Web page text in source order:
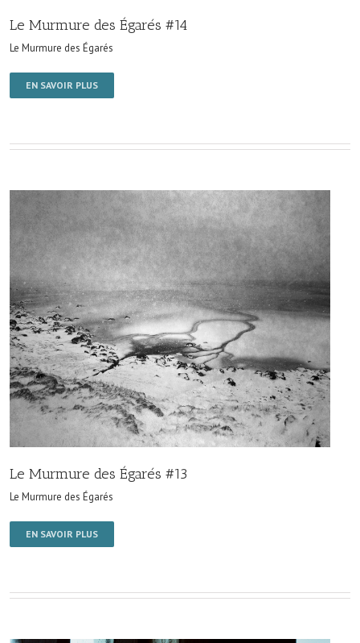
Le Murmure des Égarés #14
Le Murmure des Égarés
EN SAVOIR PLUS
Le Murmure des Égarés #13
Le Murmure des Égarés
EN SAVOIR PLUS